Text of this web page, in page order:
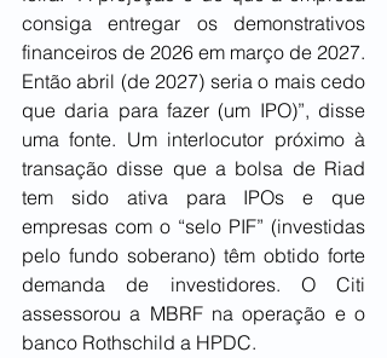
consiga entregar os demonstrativos
financeiros de 2026 em março de 2027.
Então abril (de 2027) seria o mais cedo
que daria para fazer (um IPO)”, disse
uma fonte. Um interlocutor próximo à
transação disse que a bolsa de Riad
tem sido ativa para IPOs e que
empresas com o “selo PIF” (investidas
pelo fundo soberano) têm obtido forte
demanda de investidores. O Citi
assessorou a MBRF na operação e o
banco Rothschild a HPDC.